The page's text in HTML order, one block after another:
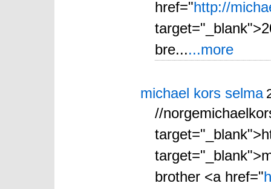
href="http://
bre......more
michael kors selma
//
brother <a href="